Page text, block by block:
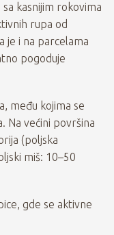
kasnijim rokovima
rupa od
je i na parcelama
pogoduje
među kojima se
Na većini površina
(poljska
miš: 10–50
gde se aktivne